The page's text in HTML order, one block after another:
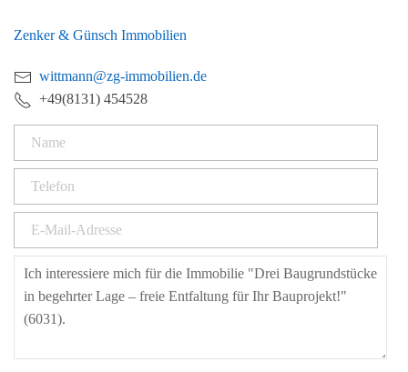
Zenker & Günsch Immobilien
wittmann@zg-immobilien.de
+49(8131) 454528